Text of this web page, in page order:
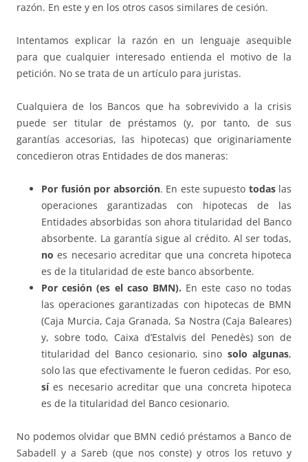
razón. En este y en los otros casos similares de cesión.
Intentamos explicar la razón en un lenguaje asequible
para que cualquier interesado entienda el motivo de la
petición. No se trata de un artículo para juristas.
Cualquiera de los Bancos que ha sobrevivido a la crisis
puede ser titular de préstamos (y, por tanto, de sus
garantías accesorias, las hipotecas) que originariamente
concedieron otras Entidades de dos maneras:
Por fusión por absorción. En este supuesto todaslas
operaciones garantizadas con hipotecas de las
Entidades absorbidas son ahora titularidad del Banco
absorbente. La garantía sigue al crédito. Al ser todas,
no es necesario acreditar que una concreta hipoteca
es de la titularidad de este banco absorbente.
Por cesión (es el caso BMN). En este caso no todas
las operaciones garantizadas con hipotecas de BMN
(Caja Murcia, Caja Granada, Sa Nostra (Caja Baleares)
y, sobre todo, Caixa d’Estalvis del Penedès) son de
titularidad del Banco cesionario, sino solo algunas,
solo las que efectivamente le fueron cedidas. Por eso,
síes necesario acreditar que una concreta hipoteca
es de la titularidad del Banco cesionario.
No podemos olvidar que BMN cedió préstamos a Banco de
Sabadell y a Sareb (que nos conste) y otros los retuvo y